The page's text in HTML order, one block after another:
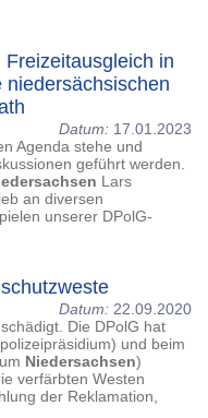
in
niedersächsischen
Datum: 17.01.2023
Agenda stehe und
geführt werden.
Lars
an diversen
unserer DPolG-
Datum: 22.09.2020
Die DPolG hat
und beim
Niedersachsen)
verfärbten Westen
der Reklamation,